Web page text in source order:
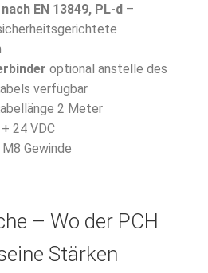
EN 13849, PL-d–
optional anstelle des
verfügbar
2 Meter
24 VDC
Gewinde
– Wo der PCH
Stärken